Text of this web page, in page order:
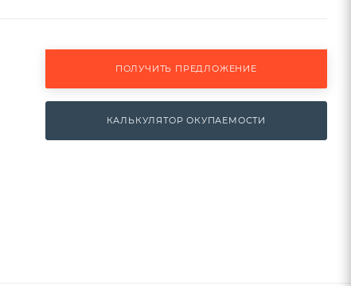
ПОЛУЧИТЬ ПРЕДЛОЖЕНИЕ
КАЛЬКУЛЯТОР ОКУПАЕМОСТИ